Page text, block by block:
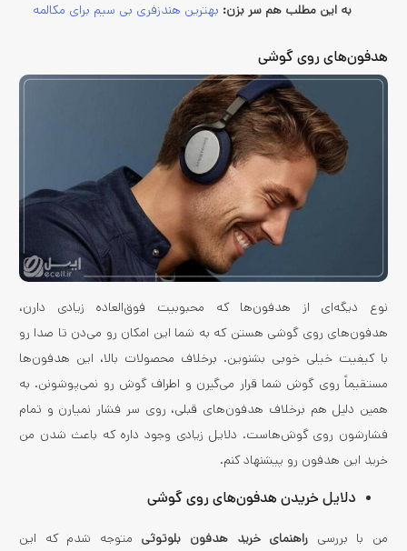
به این مطلب هم سر بزن: بهترین هندزفری بی سیم برای مکالمه
هدفون‌های روی گوشی
نوع دیگه‌ای از هدفون‌ها که محبوبیت فوق‌العاده زیادی دارن،
هدفون‌های روی گوشی هستن که به شما این امکان رو می‌دن تا صدا رو
با کیفیت خیلی خوبی بشنوین. برخلاف محصولات بالا، این هدفون‌ها
مستقیماً روی گوش شما قرار می‌گیرن و اطراف گوش رو نمی‌پوشونن. به
همین دلیل هم برخلاف هدفون‌های قبلی، روی سر فشار نمیارن و تمام
فشارشون روی گوش‌هاست. دلایل زیادی وجود داره که باعث شدن من
خرید این هدفون رو پیشنهاد کنم.
دلایل خریدن هدفون‌هایروی گوشی
من با بررسی راهنمای خرید هدفون بلوتوثی متوجه شدم که این